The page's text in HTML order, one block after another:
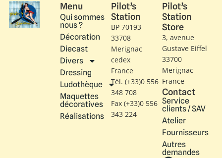
Menu
Qui sommes
nous ?
Décoration
Diecast
Divers
Dressing
Ludothèque
Maquettes
décoratives
Réalisations
Pilot’s
Station
BP 70193
33708
Merignac
cedex
France
Tél. (+33)0 556
348 708
Fax (+33)0 556
343 224
Pilot’s
Station
Store
3, avenue
Gustave Eiffel​
33700
Merignac
France
Contact
Service
clients / SAV
Atelier
Fournisseurs
Autres
demandes